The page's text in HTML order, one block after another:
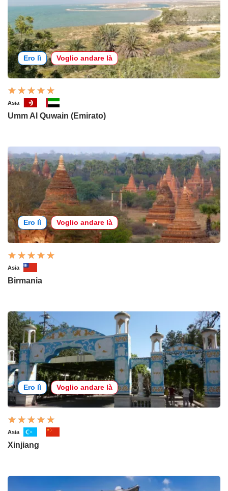
Ero lì Voglio andare là
Asia
Umm Al Quwain (Emirato)
Ero lì Voglio andare là
Asia
Birmania
Ero lì Voglio andare là
Asia
Xinjiang